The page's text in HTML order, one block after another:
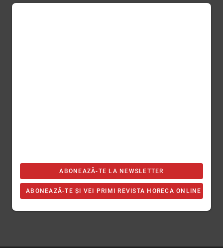
ABONEAZĂ-TE LA NEWSLETTER
ABONEAZĂ-TE ȘI VEI PRIMI REVISTA HORECA ONLINE